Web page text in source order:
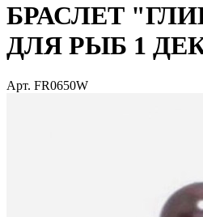
БРАСЛЕТ
ДЛЯ РЫБ 1
Арт. FR0650W